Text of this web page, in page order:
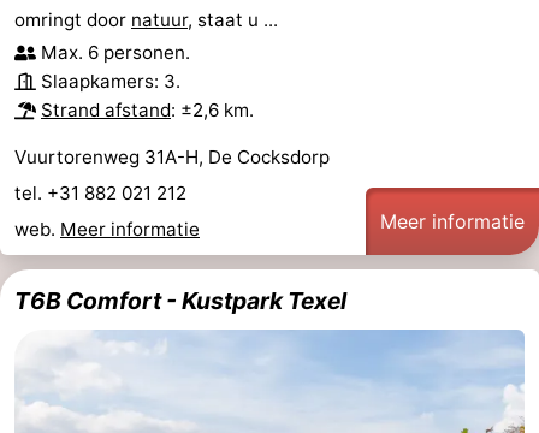
Zee
duinreservaat
Wijk
aan
Zee
-
Natuur
Zuid-
Kennermerland
-
Amsterdam
-
Zandvoort
Weer
omringt door natuur, staat u ...
Max. 6 personen.
Slaapkamers: 3.
Strand afstand: ±2,6 km.
Vuurtorenweg 31A-H, De Cocksdorp
tel. +31 882 021 212
web. Meer informatie Meer informatie
T6B Comfort - Kustpark Texel